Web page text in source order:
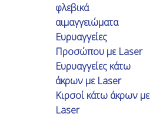
φλεβικά
αιμαγγειώματα
Ευρυαγγείες
Προσώπου με Laser
Ευρυαγγείες κάτω
άκρων με Laser
Κιρσοί κάτω άκρων με
Laser